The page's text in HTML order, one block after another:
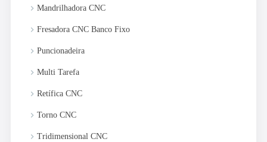
keyboard_arrow_right Mandrilhadora CNC
keyboard_arrow_right Fresadora CNC Banco Fixo
keyboard_arrow_right Puncionadeira
keyboard_arrow_right Multi Tarefa
keyboard_arrow_right Retífica CNC
keyboard_arrow_right Torno CNC
keyboard_arrow_right Tridimensional CNC